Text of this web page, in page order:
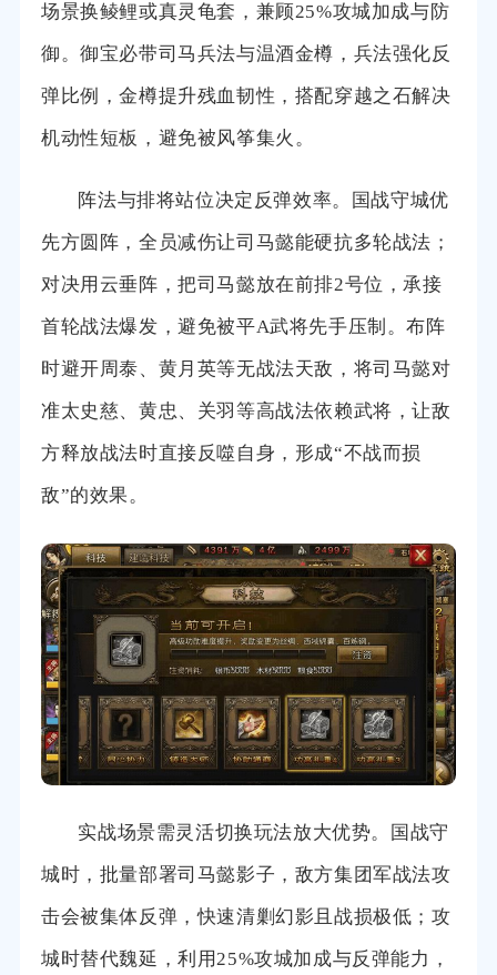
场景换鲮鲤或真灵龟套，兼顾25%攻城加成与防
御。御宝必带司马兵法与温酒金樽，兵法强化反
弹比例，金樽提升残血韧性，搭配穿越之石解决
机动性短板，避免被风筝集火。
阵法与排将站位决定反弹效率。国战守城优
先方圆阵，全员减伤让司马懿能硬抗多轮战法；
对决用云垂阵，把司马懿放在前排2号位，承接
首轮战法爆发，避免被平A武将先手压制。布阵
时避开周泰、黄月英等无战法天敌，将司马懿对
准太史慈、黄忠、关羽等高战法依赖武将，让敌
方释放战法时直接反噬自身，形成“不战而损
敌”的效果。
实战场景需灵活切换玩法放大优势。国战守
城时，批量部署司马懿影子，敌方集团军战法攻
击会被集体反弹，快速清剿幻影且战损极低；攻
城时替代魏延，利用25%攻城加成与反弹能力，